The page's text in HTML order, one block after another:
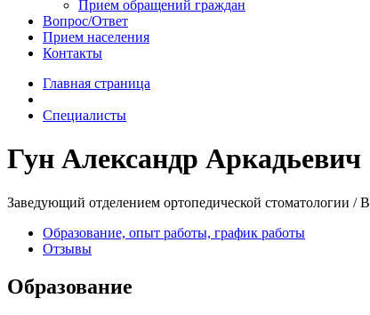
Прием обращений граждан
Вопрос/Ответ
Прием населения
Контакты
Главная страница
Специалисты
Гун Александр Аркадьевич
Заведующий отделением ортопедической стоматологии /
Образование, опыт работы, график работы
Отзывы
Образование